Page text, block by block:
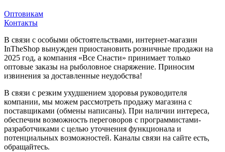
Оптовикам
Контакты
В связи с особыми обстоятельствами, интернет-магазин
InTheShop вынужден приостановить розничные продажи на
2025 год, а компания «Все Снасти» принимает только
оптовые заказы на рыболовное снаряжение. Приносим
извинения за доставленные неудобства!
В связи с резким ухудшением здоровья руководителя
компании, мы можем рассмотреть продажу магазина с
поставщиками (обмены написаны). При наличии интереса,
обеспечим возможность переговоров с программистами-
разработчиками с целью уточнения функционала и
потенциальных возможностей. Каналы связи на сайте есть,
обращайтесь.